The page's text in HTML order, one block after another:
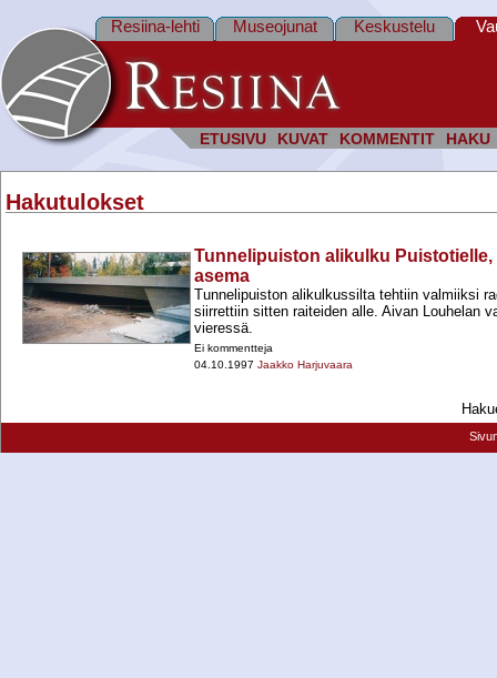
ETUSIVU KUVAT KOMMENTIT HAKU
Resiina-lehti Museojunat Keskustelu
Hakutulokset
Tunnelipuiston alikulku Puistotielle,
asema
Tunnelipuiston alikulkussilta tehtiin valmiiksi
siirrettiin sitten raiteiden alle. Aivan Louhelan
vieressä.
Ei kommentteja
04.10.1997 Jaakko Harjuvaara